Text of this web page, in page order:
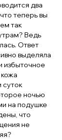
два
теперь вы
так
Ведь
Ответ
выделяла
избыточное
суток
ночью
на подушке
что
не